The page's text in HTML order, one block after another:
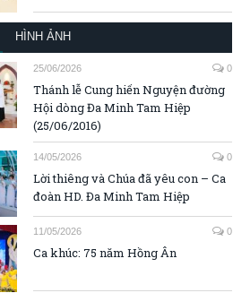
HÌNH ẢNH
25/06/2026 0
Thánh lễ Cung hiến Nguyện đường
Hội dòng Đa Minh Tam Hiệp
(25/06/2016)
14/05/2026 0
Lời thiêng và Chúa đã yêu con – Ca
đoàn HD. Đa Minh Tam Hiệp
11/05/2026 0
Ca khúc: 75 năm Hồng Ân